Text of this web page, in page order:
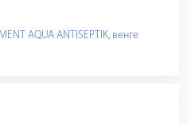
AQUA ANTISEPTIK, венге